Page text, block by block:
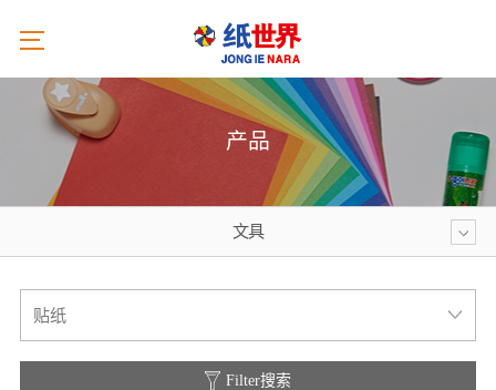
产品
文具
产
品
제
품
목
贴纸
Filter搜索